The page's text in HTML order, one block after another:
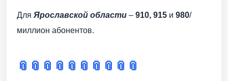
Для Ярославской области – 910, 915 и 980/
миллион абонентов.
📎 📎 📎 📎 📎 📎 📎 📎 📎 📎